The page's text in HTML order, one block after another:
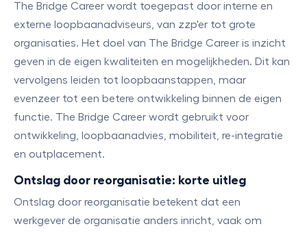
The Bridge Career wordt toegepast door interne en
externe loopbaanadviseurs, van zzp'er tot grote
organisaties. Het doel van The Bridge Career is inzicht
geven in de eigen kwaliteiten en mogelijkheden. Dit kan
vervolgens leiden tot loopbaanstappen, maar
evenzeer tot een betere ontwikkeling binnen de eigen
functie. The Bridge Career wordt gebruikt voor
ontwikkeling, loopbaanadvies, mobiliteit, re-integratie
en outplacement.
Ontslag door reorganisatie: korte uitleg
Ontslag door reorganisatie betekent dat een
werkgever de organisatie anders inricht, vaak om